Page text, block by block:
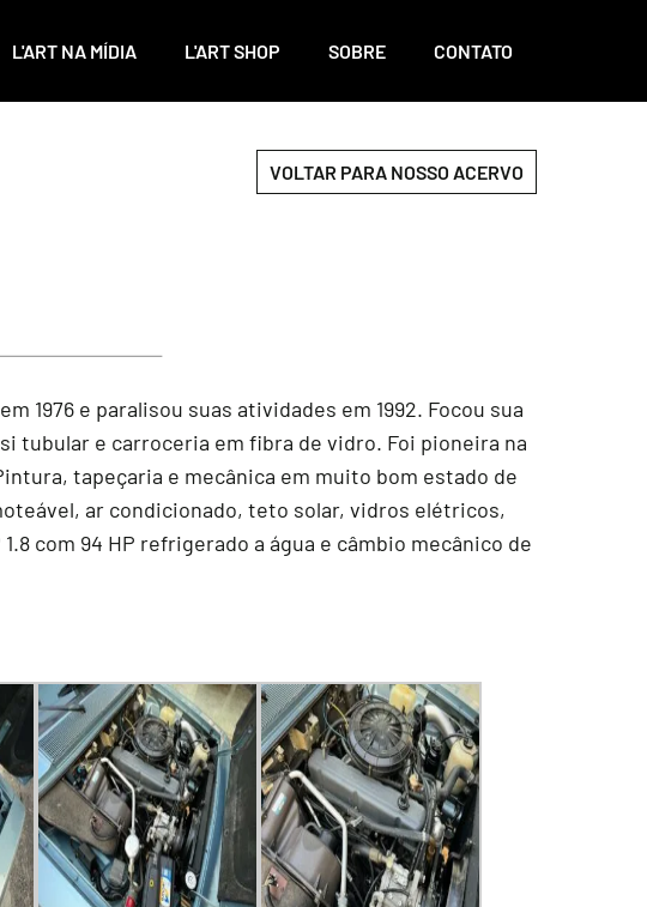
L'ART NA MÍDIA L'ART SHOP SOBRE CONTATO
VOLTAR PARA NOSSO ACERVO
1976 e paralisou suas atividades em 1992. Focou sua
tubular e carroceria em fibra de vidro. Foi pioneira na
tapeçaria e mecânica em muito bom estado de
ar condicionado, teto solar, vidros elétricos,
com 94 HP refrigerado a água e câmbio mecânico de